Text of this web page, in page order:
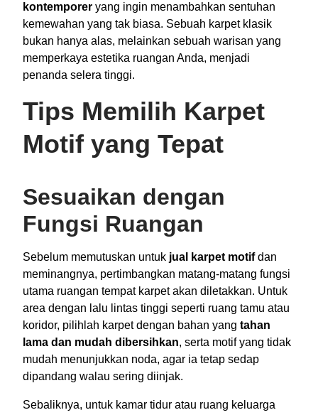
kontemporer yang ingin menambahkan sentuhan
kemewahan yang tak biasa. Sebuah karpet klasik
bukan hanya alas, melainkan sebuah warisan yang
memperkaya estetika ruangan Anda, menjadi
penanda selera tinggi.
Tips Memilih Karpet
Motif yang Tepat
Sesuaikan dengan
Fungsi Ruangan
Sebelum memutuskan untuk jual karpet motifdan
meminangnya, pertimbangkan matang-matang fungsi
utama ruangan tempat karpet akan diletakkan. Untuk
area dengan lalu lintas tinggi seperti ruang tamu atau
koridor, pilihlah karpet dengan bahan yang tahan
lama dan mudah dibersihkan, serta motif yang tidak
mudah menunjukkan noda, agar ia tetap sedap
dipandang walau sering diinjak.
Sebaliknya, untuk kamar tidur atau ruang keluarga